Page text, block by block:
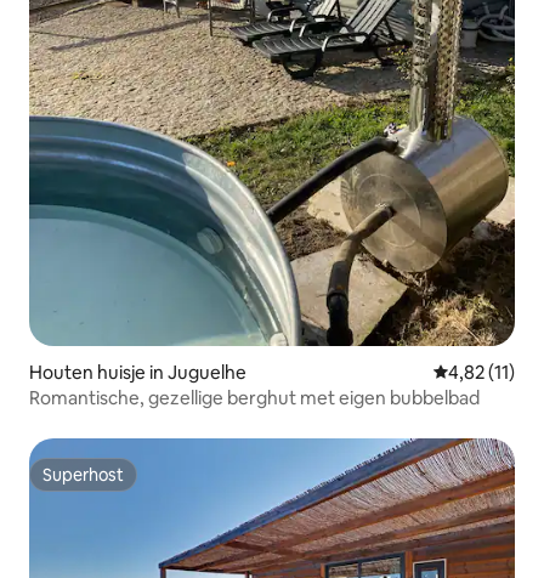
Houten huisje in Juguelhe Gemiddelde
4,82 (11)
Romantische, gezellige berghut met eigen bubbelbad
Superhost
Superhost